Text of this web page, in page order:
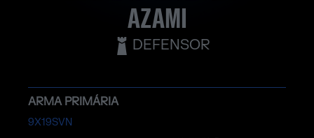
AZAMI
DEFENSOR
ARMA PRIMÁRIA
9X19SVN